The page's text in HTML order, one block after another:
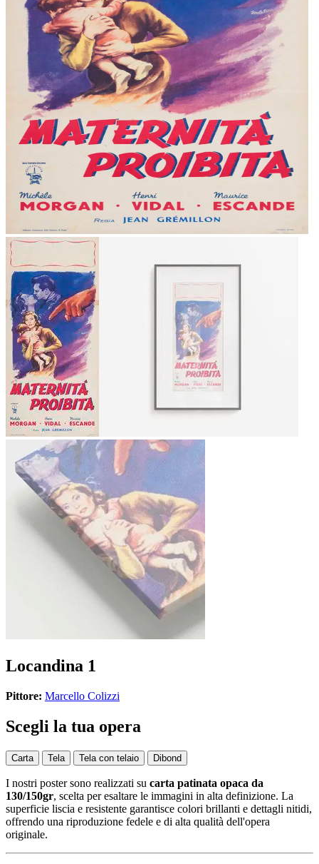
Locandina 1
Pittore: Marcello Colizzi
Scegli la tua opera
Carta Tela Tela con telaio Dibond
I nostri poster sono realizzati su carta patinata opaca da
130/150gr, scelta per esaltare le immagini in alta definizione. La
superficie liscia e resistente garantisce colori brillanti e dettagli nitidi,
offrendo una riproduzione fedele e di alta qualità dell'opera
originale.